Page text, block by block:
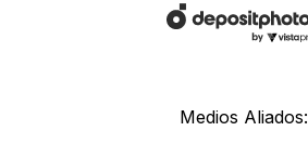
Medios Aliados: